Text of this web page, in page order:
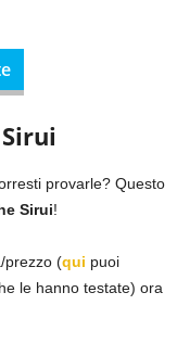
provarle? Questo
Sirui!
prezzo (qui puoi
le hanno testate) ora